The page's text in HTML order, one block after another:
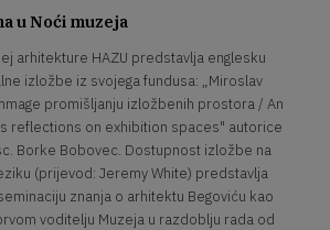
u Noći muzeja
arhitekture HAZU predstavlja englesku
izložbe iz svojega fundusa: „Miroslav
promišljanju izložbenih prostora / An
reflections on exhibition spaces" autorice
Borke Bobovec. Dostupnost izložbe na
(prijevod: Jeremy White) predstavlja
znanja o arhitektu Begoviću kao
voditelju Muzeja u razdoblju rada od